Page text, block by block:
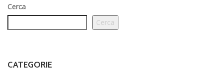
Cerca
Cerca
CATEGORIE